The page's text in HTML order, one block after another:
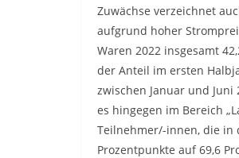
Zuwächse verzeichnet
aufgrund hoher
Waren 2022 insgesamt
der Anteil im ersten
zwischen Januar und Juni
es hingegen im Bereich
Teilnehmer/-innen, die in
Prozentpunkte auf 69,6